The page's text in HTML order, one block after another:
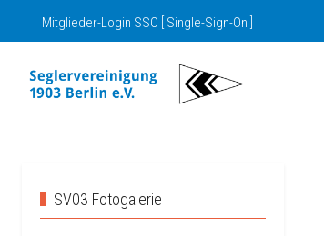
Mitglieder-Login SSO [ Single-Sign-On ]
SV03 Fotogalerie